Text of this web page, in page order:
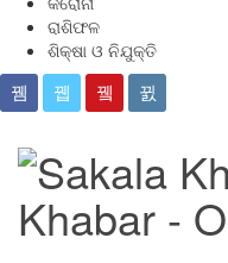
ରାଶିଫଳ
ଶିକ୍ଷା ଓ ନିଯୁକ୍ତି
Khabar -